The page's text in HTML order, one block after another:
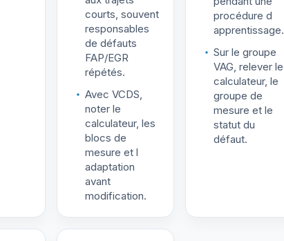
courts, souvent
responsables
de défauts
FAP/EGR
répétés.
Avec VCDS,
noter le
calculateur, les
blocs de
mesure et l
adaptation
avant
modification.
procédure d
apprentissage.
Sur le groupe
VAG, relever le
calculateur, le
groupe de
mesure et le
statut du
défaut.